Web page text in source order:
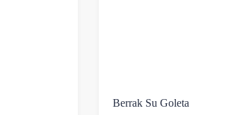
Berrak Su Goleta